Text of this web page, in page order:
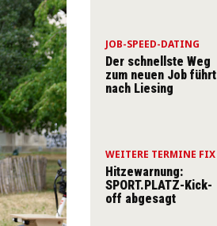
JOB-SPEED-DATING
Der schnellste Weg
zum neuen Job führt
nach Liesing
WEITERE TERMINE FIX
Hitzewarnung:
SPORT.PLATZ-Kick-
off abgesagt